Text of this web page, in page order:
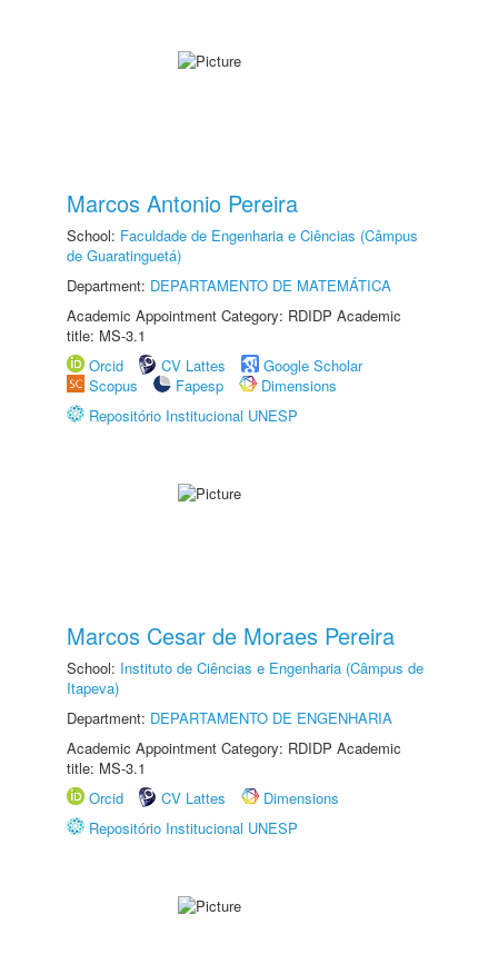
Marcos Antonio Pereira
School: Faculdade de Engenharia e Ciências (Câmpus
de Guaratinguetá)
Department: DEPARTAMENTO DE MATEMÁTICA
Academic Appointment Category: RDIDP Academic
title: MS-3.1
Orcid
CV Lattes
Google Scholar
Scopus
Fapesp
Dimensions
Repositório Institucional UNESP
Marcos Cesar de Moraes Pereira
School: Instituto de Ciências e Engenharia (Câmpus de
Itapeva)
Department: DEPARTAMENTO DE ENGENHARIA
Academic Appointment Category: RDIDP Academic
title: MS-3.1
Orcid
CV Lattes
Dimensions
Repositório Institucional UNESP